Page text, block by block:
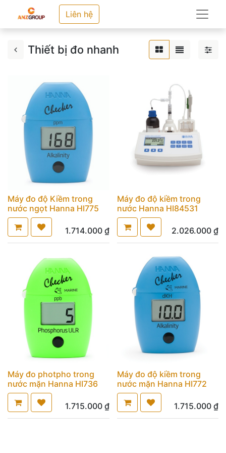
Liên hệ
Thiết bị đo nhanh
Máy đo độ Kiềm trong
nước ngọt Hanna HI775
1.714.000₫
Máy đo độ kiềm trong
nước Hanna HI84531
2.026.000 ₫
Máy đo photpho trong
nước mặn Hanna HI736
1.715.000₫
Máy đo độ kiềm trong
nước mặn Hanna HI772
1.715.000 ₫